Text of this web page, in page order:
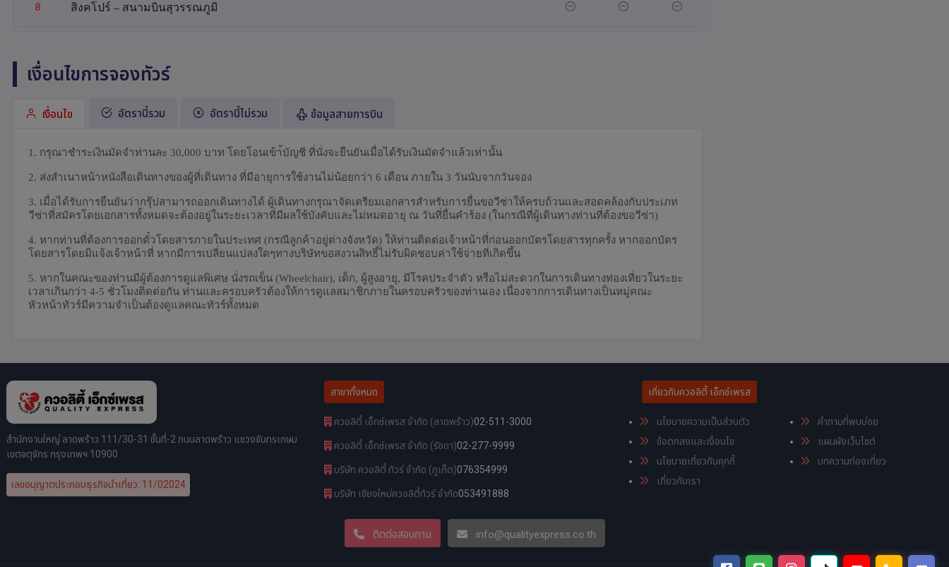
8 สิงคโปร์ – สนามบินสุวรรณภูมิ
เงื่อนไขการจองทัวร์
เงื่อนไข อัตรานี้รวม อัตรานี้ไม่รวม ข้อมูลสายการบิน
1. กรุณาชำระเงินมัดจำท่านละ 30,000 บาท โดยโอนเข้า้บัญชี ที่นั่งจะยืนยันเมื่อได้รับเงินมัดจำแล้วเท่านั้น
2. ส่งสำเนาหน้าหนังสือเดินทางของผู้ที่เดินทาง ที่มีอายุการใช้งานไม่น้อยกว่า 6 เดือน ภายใน 3 วันนับจากวันจอง
3. เมื่อได้รับการยืนยันว่ากรุ๊ปสามารถออกเดินทางได้ ผู้เดินทางกรุณาจัดเตรียมเอกสารสำหรับการยื่นขอวีซ่าให้ครบถ้วนและสอดคล้องกับประเภท
วีซ่าที่สมัครโดยเอกสารทั้งหมดจะต้องอยู่ในระยะเวลาที่มีผลใช้บังคับและไม่หมดอายุ ณ วันที่ยื่นคำร้อง (ในกรณีที่ผู้เดินทางท่านที่ต้องขอวีซ่า)
4. หากท่านที่ต้องการออกตั๋วโดยสารภายในประเทศ (กรณีลูกค้าอยู่ต่างจังหวัด) ให้ท่านติดต่อเจ้าหน้าที่ก่อนออกบัตรโดยสารทุกครั้ง หากออกบัตร
โดยสารโดยมิแจ้งเจ้าหน้าที่ หากมีการเปลี่ยนแปลงใดๆทางบริษัทขอสงวนสิทธิ์ไม่รับผิดชอบค่าใช้จ่ายที่เกิดขึ้น
5. หากในคณะของท่านมีผู้ต้องการดูแลพิเศษ นั่งรถเข็น (Wheelchair), เด็ก, ผู้สูงอายุ, มีโรคประจำตัว หรือไม่สะดวกในการเดินทางท่องเที่ยวในระยะ
เวลาเกินกว่า 4-5 ชั่วโมงติดต่อกัน ท่านและครอบครัวต้องให้การดูแลสมาชิกภายในครอบครัวของท่านเอง เนื่องจากการเดินทางเป็นหมู่คณะ
หัวหน้าทัวร์มีความจำเป็นต้องดูแลคณะทัวร์ทั้งหมด
สำนักงานใหญ่ ลาดพร้าว 111/30-31 ชั้นที่-2 ถนนลาดพร้าว แขวงจันทรเกษม
เขตจตุจักร กรุงเทพฯ 10900
เลขอนุญาตประกอบธุรกิจนำเที่ยว: 11/02024
สาขาทั้งหมด
ควอลิตี้ เอ็กซ์เพรส จำกัด (ลาดพร้าว)02-511-3000
ควอลิตี้ เอ็กซ์เพรส จำกัด (รัชดา)02-277-9999
บริษัท ควอลิตี้ ทัวร์ จำกัด (ภูเก็ต)076354999
บริษัท เชียงใหม่ควอลิตี้ทัวร์ จำกัด053491888
เกี่ยวกับควอลิตี้ เอ็กซ์เพรส
นโยบายความเป็นส่วนตัว
ข้อตกลงและเงื่อนไข
นโยบายเกี่ยวกับคุกกี้
เกี่ยวกับเรา
คำถามที่พบบ่อย
แผนผังเว็บไซต์
บทความท่องเที่ยว
ติดต่อสอบถาม info@qualityexpress.co.th